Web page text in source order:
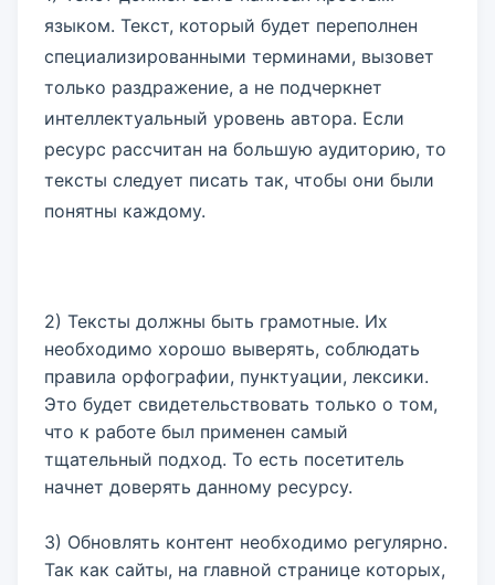
языком. Текст, который будет переполнен
специализированными терминами, вызовет
только раздражение, а не подчеркнет
интеллектуальный уровень автора. Если
ресурс рассчитан на большую аудиторию, то
тексты следует писать так, чтобы они были
понятны каждому.
2) Тексты должны быть грамотные. Их
необходимо хорошо выверять, соблюдать
правила орфографии, пунктуации, лексики.
Это будет свидетельствовать только о том,
что к работе был применен самый
тщательный подход. То есть посетитель
начнет доверять данному ресурсу.
3) Обновлять контент необходимо регулярно.
Так как сайты, на главной странице которых,